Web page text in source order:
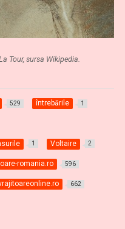
Tour, sursa Wikipedia.
529 întrebările 1
1 Voltaire 2
romania.ro 596
662